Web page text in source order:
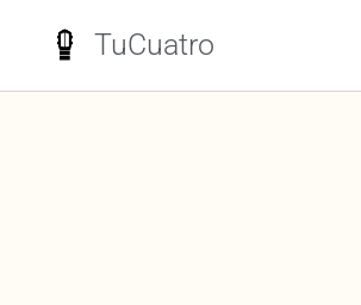
TuCuatro